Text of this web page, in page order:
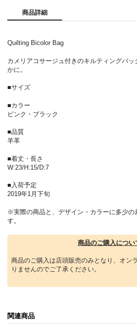
商品詳細
Quilting Bicolor Bag
カメリアコサージュ付きのキルティングバ
かに。
■サイズ
■カラー
ピンク・ブラック
■品質
羊革
■着丈・長さ
W:23/H:15/D:7
■入荷予定
2019年1月下旬
※実際の商品と、デザイン・カラーに多少の
す。
商品のご購入につい
商品のご購入は店頭販売のみとなり、オン
りませんのでご了承ください。
関連商品